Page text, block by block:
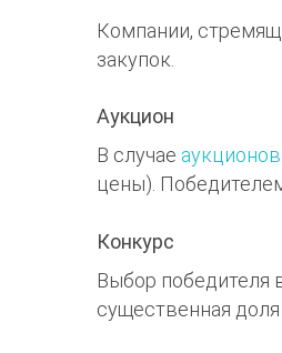
Компании,
закупок.
Аукцион
В случае аукционов
цены).
Конкурс
Выбор победителя
существенная